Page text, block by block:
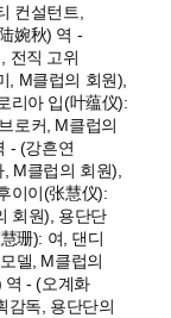
컨설턴트,
婉秋) 역 -
전직 고위
, M클럽의 회원),
리아 입(叶蕴仪):
로커, M클럽의
- (강흔연
M클럽의 회원),
이이(张慧仪):
회원), 용단단
珊): 여, 댄디
델, M클럽의
역 - (오계화
감독, 용단단의